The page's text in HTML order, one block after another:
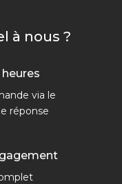
à nous ?
via le
réponse